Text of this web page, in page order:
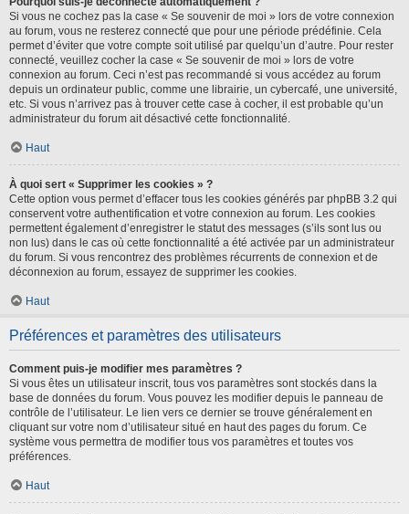
Si vous ne cochez pas la case « Se souvenir de moi » lors de votre connexion
au forum, vous ne resterez connecté que pour une période prédéfinie. Cela
permet d’éviter que votre compte soit utilisé par quelqu’un d’autre. Pour rester
connecté, veuillez cocher la case « Se souvenir de moi » lors de votre
connexion au forum. Ceci n’est pas recommandé si vous accédez au forum
depuis un ordinateur public, comme une librairie, un cybercafé, une université,
etc. Si vous n’arrivez pas à trouver cette case à cocher, il est probable qu’un
administrateur du forum ait désactivé cette fonctionnalité.
Haut
À quoi sert « Supprimer les cookies » ?
Cette option vous permet d’effacer tous les cookies générés par phpBB 3.2 qui
conservent votre authentification et votre connexion au forum. Les cookies
permettent également d’enregistrer le statut des messages (s’ils sont lus ou
non lus) dans le cas où cette fonctionnalité a été activée par un administrateur
du forum. Si vous rencontrez des problèmes récurrents de connexion et de
déconnexion au forum, essayez de supprimer les cookies.
Haut
Préférences et paramètres des utilisateurs
Comment puis-je modifier mes paramètres ?
Si vous êtes un utilisateur inscrit, tous vos paramètres sont stockés dans la
base de données du forum. Vous pouvez les modifier depuis le panneau de
contrôle de l’utilisateur. Le lien vers ce dernier se trouve généralement en
cliquant sur votre nom d’utilisateur situé en haut des pages du forum. Ce
système vous permettra de modifier tous vos paramètres et toutes vos
préférences.
Haut